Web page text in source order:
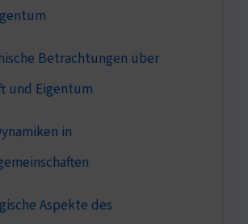
Betrachtungen über
und Eigentum
in
Aspekte des